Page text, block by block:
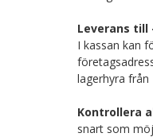
Leverans till
I kassan kan
lagerhyra från
Kontrollera
snart som